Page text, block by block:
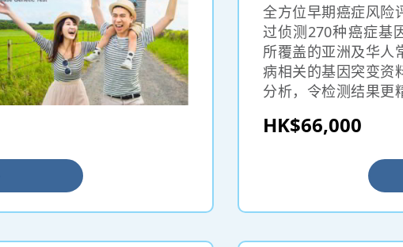
全方位早期癌症风险
过侦测270种癌症基
所覆盖的亚洲及华人
病相关的基因突变资
分析，令检测结果更
技术能检测整个基因
spot）进行检测，
多癌症发病相关的
能检测出于癌症常见
HK$66,000